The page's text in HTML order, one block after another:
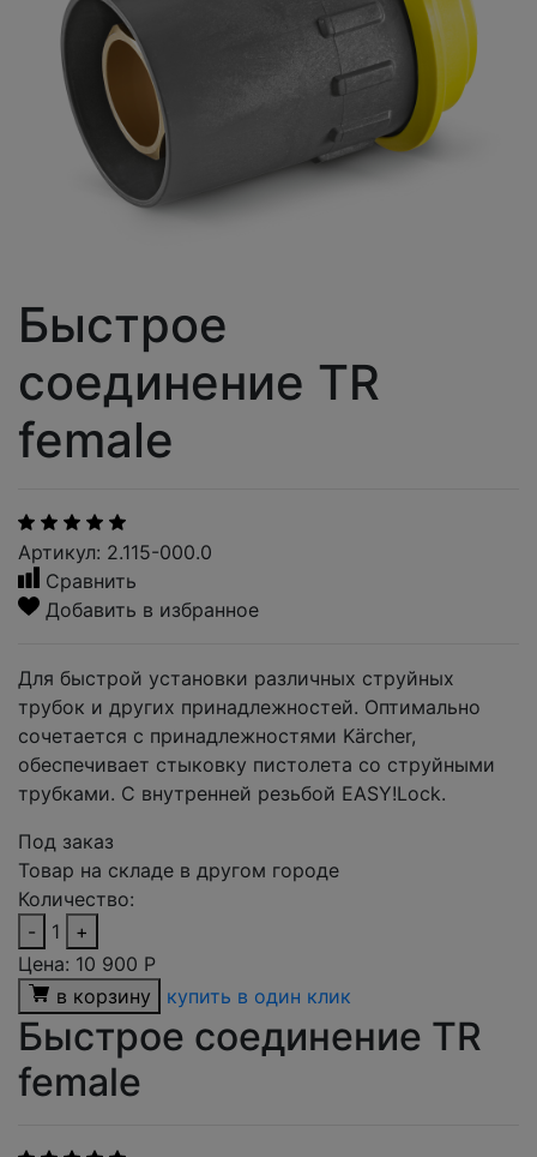
Быстрое
соединение TR
female
Артикул: 2.115-000.0
Сравнить
Добавить в избранное
Для быстрой установки различных струйных
трубок и других принадлежностей. Оптимально
сочетается с принадлежностями Kärcher,
обеспечивает стыковку пистолета со струйными
трубками. С внутренней резьбой EASY!Lock.
Под заказ
Товар на складе в другом городе
Количество:
-
1
+
Цена: 10 900 Р
в корзину
купить в один клик
Быстрое соединение TR
female